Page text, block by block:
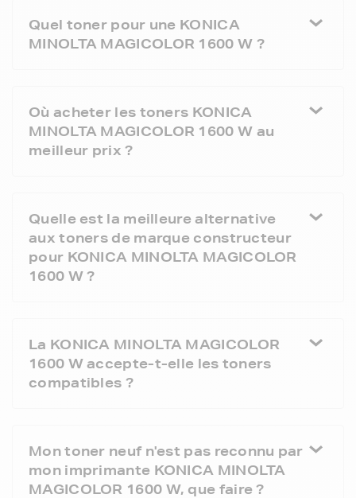
Quel toner pour une KONICA
MINOLTA MAGICOLOR 1600 W ?
Où acheter les toners KONICA
MINOLTA MAGICOLOR 1600 W au
meilleur prix ?
Quelle est la meilleure alternative
aux toners de marque constructeur
pour KONICA MINOLTA MAGICOLOR
1600 W ?
La KONICA MINOLTA MAGICOLOR
1600 W accepte-t-elle les toners
compatibles ?
Mon toner neuf n'est pas reconnu par
mon imprimante KONICA MINOLTA
MAGICOLOR 1600 W, que faire ?